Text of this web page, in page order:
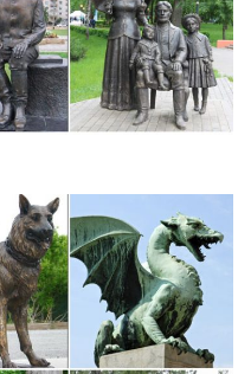
в Антиквариат…
водных животных и
в литературе,
и «Декоративно-
искусства,
медведей, оленей,
на севере Русской